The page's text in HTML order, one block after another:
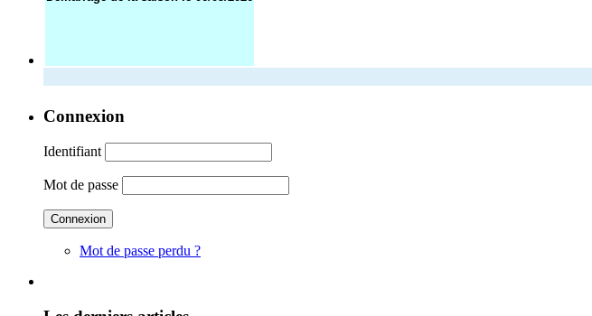
Connexion
Identifiant
Mot de passe
Mot de passe perdu ?